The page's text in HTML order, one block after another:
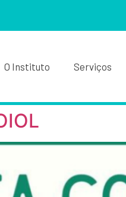
O Instituto Serviços